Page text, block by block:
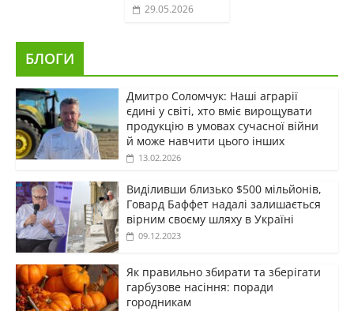
29.05.2026
БЛОГИ
Дмитро Соломчук: Наші аграрії
єдині у світі, хто вміє вирощувати
продукцію в умовах сучасної війни
й може навчити цього інших
13.02.2026
Виділивши близько $500 мільйонів,
Говард Баффет надалі залишається
вірним своєму шляху в Україні
09.12.2023
Як правильно збирати та зберігати
гарбузове насіння: поради
городникам